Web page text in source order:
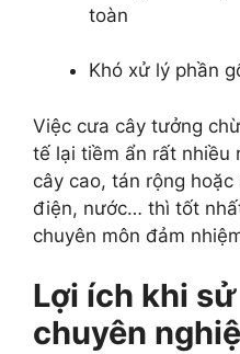
toàn
Khó xử lý phần
Việc cưa cây tưởng
tế lại tiềm ẩn rất nhiều
cây cao, tán rộng
điện, nước… thì tốt
chuyên môn đảm
Lợi ích khi
chuyên